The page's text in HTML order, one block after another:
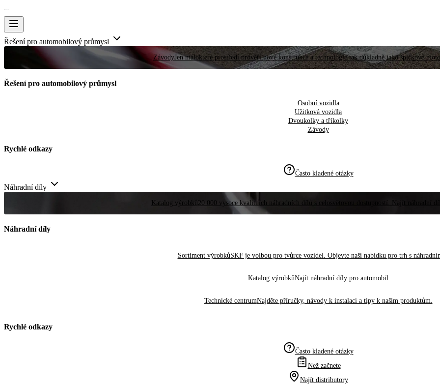
Řešení pro automobilový průmysl
ZávodyJen málokteré prostředí prověří nové konstrukce a technologie tak důkladně jako špičkové
Řešení pro automobilový průmysl
Osobní vozidla
Užitková vozidla
Dvoukolky a tříkolky
Závody
Rychlé odkazy
Často kladené otázky
Náhradní díly
Katalog výrobků20 000 vysoce kvalitních náhradních dílů s celosvětovou dostupností. Najít náhradní
Náhradní díly
Sortiment výrobkůSKF je volbou pro tvůrce vozidel. Objevte naši nabídku pro trh s
Katalog výrobkůNajít náhradní díly pro automobil
Technické centrumNajděte příručky, návody k instalaci a tipy k našim produktům.
Rychlé odkazy
Často kladené otázky
Než začnete
Najít distributory